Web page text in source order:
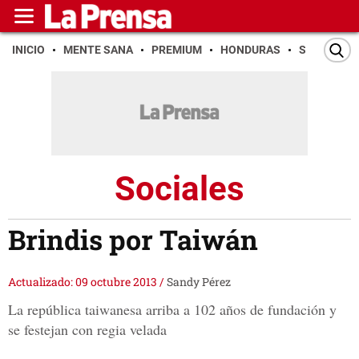
INICIO MENTE SANA PREMIUM HONDURAS SAN PEDRO
Sociales
Brindis por Taiwán
Actualizado: 09 octubre 2013 /Sandy Pérez
La república taiwanesa arriba a 102 años de fundación y
se festejan con regia velada